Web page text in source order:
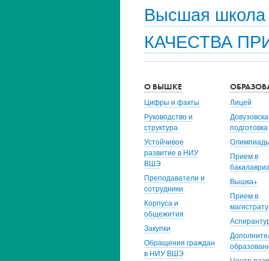
Высшая школа
КАЧЕСТВА
О ВЫШКЕ
Цифры и факты
Руководство и
структура
Устойчивое
развитие в НИУ
ВШЭ
Преподаватели и
сотрудники
Корпуса и
общежития
Закупки
Обращения граждан
в НИУ ВШЭ
Лицей
подготовка
Прием в
Вышка+
Прием в